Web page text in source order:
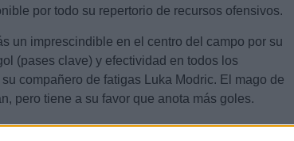
por todo su repertorio de recursos ofensivos.
un imprescindible en el centro del campo por su
(pases clave) y efectividad en todos los
compañero de fatigas Luka Modric. El mago de
pero tiene a su favor que anota más goles.
del Real Madrid esta temporada, peroEder